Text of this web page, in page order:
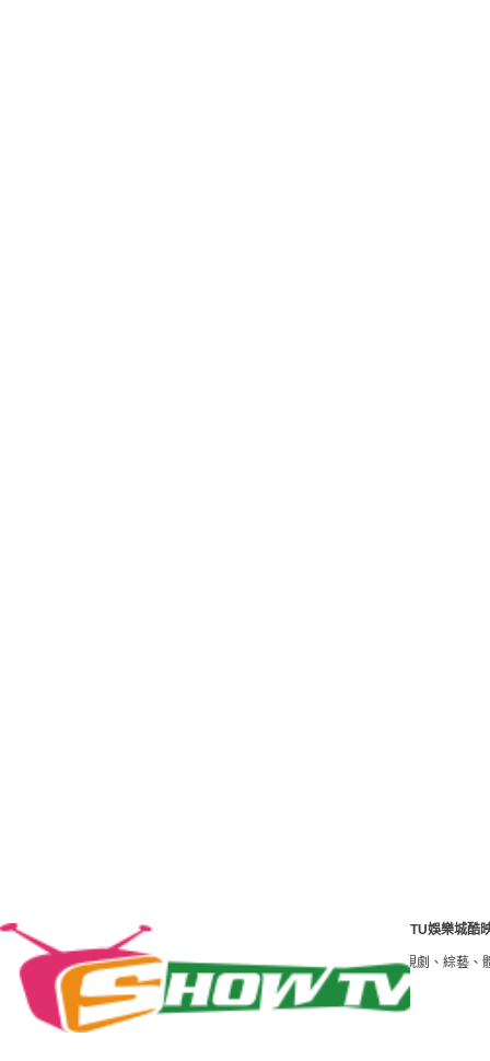
TU娛樂城酷
澳臺最好的影視線上看網站。免費高清HD電影、線上看 tv電視劇、綜藝、體育等